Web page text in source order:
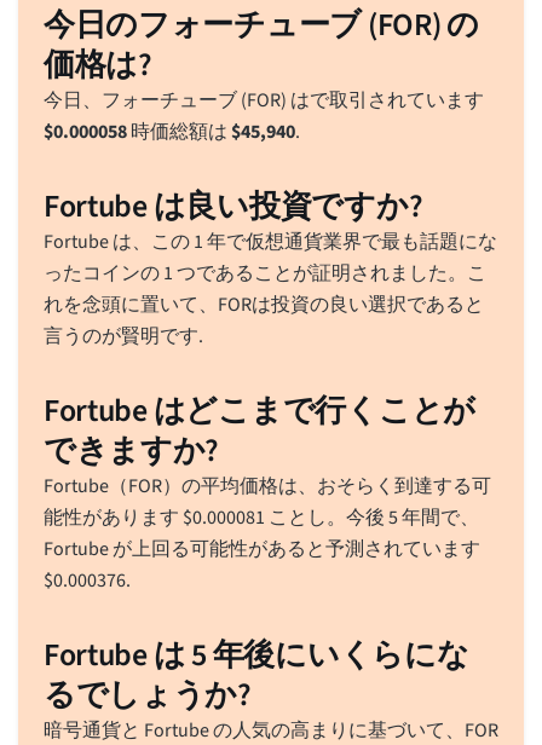
今日のフォーチューブ (FOR) の
価格は?
今日、フォーチューブ (FOR) はで取引されています
$0.000058時価総額は$45,940.
Fortube は良い投資ですか?
Fortube は、この 1 年で仮想通貨業界で最も話題にな
ったコインの 1 つであることが証明されました。こ
れを念頭に置いて、FORは投資の良い選択であると
言うのが賢明です.
Fortube はどこまで行くことが
できますか?
Fortube（FOR）の平均価格は、おそらく到達する可
能性があります $0.000081 ことし。今後 5 年間で、
Fortube が上回る可能性があると予測されています
$0.000376.
Fortube は 5 年後にいくらにな
るでしょうか?
暗号通貨と Fortube の人気の高まりに基づいて、FOR